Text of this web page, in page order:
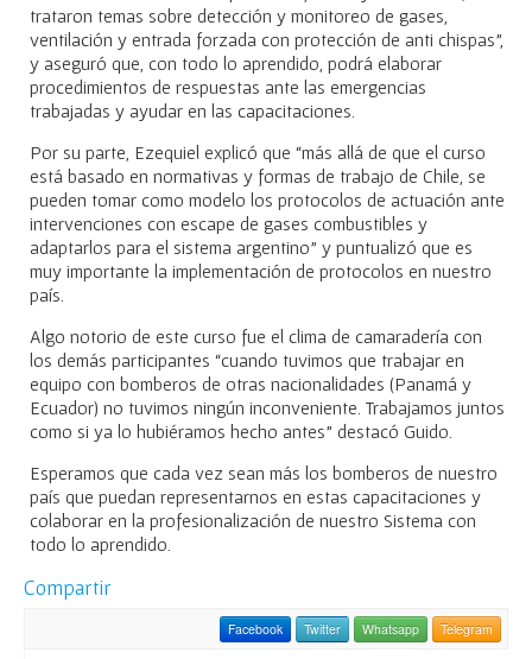
trataron temas sobre detección y monitoreo de gases,
ventilación y entrada forzada con protección de anti chispas”,
y aseguró que, con todo lo aprendido, podrá elaborar
procedimientos de respuestas ante las emergencias
trabajadas y ayudar en las capacitaciones.
Por su parte, Ezequiel explicó que “más allá de que el curso
está basado en normativas y formas de trabajo de Chile, se
pueden tomar como modelo los protocolos de actuación ante
intervenciones con escape de gases combustibles y
adaptarlos para el sistema argentino” y puntualizó que es
muy importante la implementación de protocolos en nuestro
país.
Algo notorio de este curso fue el clima de camaradería con
los demás participantes “cuando tuvimos que trabajar en
equipo con bomberos de otras nacionalidades (Panamá y
Ecuador) no tuvimos ningún inconveniente. Trabajamos juntos
como si ya lo hubiéramos hecho antes” destacó Guido.
Esperamos que cada vez sean más los bomberos de nuestro
país que puedan representarnos en estas capacitaciones y
colaborar en la profesionalización de nuestro Sistema con
todo lo aprendido.
Compartir
Facebook Twitter Whatsapp Telegram